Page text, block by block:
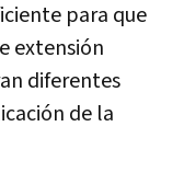
para que
extensión
diferentes
de la